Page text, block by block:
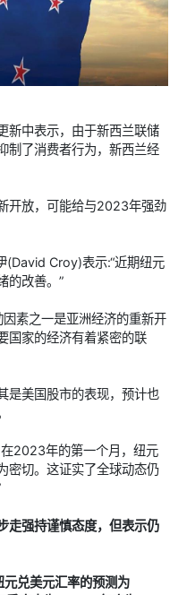
新中表示，由于新西兰联储
制了消费者行为，新西兰经
开放，可能给与2023年强劲
(David Croy)表示:“近期纽元
的改善。”
素之一是亚洲经济的重新开
国家的经济有着紧密的联
是美国股市的表现，预计也
2023年的第一个月，纽元
密切。这证实了全球动态仍
走强持谨慎态度，但表示仍
元兑美元汇率的预测为